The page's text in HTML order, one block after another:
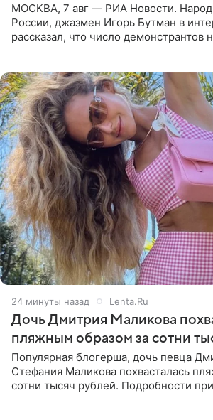
МОСКВА, 7 авг — РИА Новости.
России, джазмен Игорь Бутман в
рассказал, что число демонстрантов
24 минуты назад Lenta.Ru
Дочь Дмитрия Маликова
пляжным образом за сотни
Популярная блогерша, дочь певца
Стефания Маликова похвасталась
сотни тысяч рублей. Подробности